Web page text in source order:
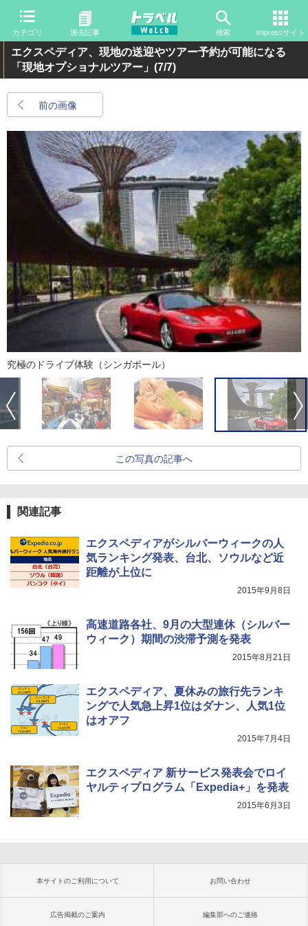
カテゴリ 過去記事 検索 Impressサイト
エクスペディア、現地の送迎やツアー予約が可能になる
「現地オプショナルツアー」 (7/7)
前の画像
究極のドライブ体験（シンガポール）
この写真の記事へ
関連記事
エクスペディアがシルバーウィークの人
気ランキング発表、台北、ソウルなど近
距離が上位に
2015年9月8日
高速道路各社、9月の大型連休（シルバー
ウィーク）期間の渋滞予測を発表
2015年8月21日
エクスペディア、夏休みの旅行先ランキ
ングで人気急上昇1位はダナン、人気1位
はオアフ
2015年7月4日
エクスペディア 新サービス発表会でロイ
ヤルティプログラム「Expedia+」を発表
2015年6月3日
本サイトのご利用について お問い合わせ
広告掲載のご案内 編集部へのご連絡